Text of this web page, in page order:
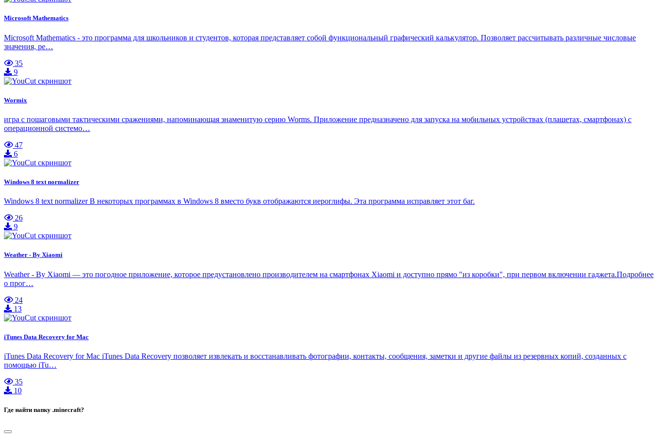
Microsoft Mathematics
Microsoft Mathematics - это программа для школьников и студентов, которая представляет собой функциональный графический калькулятор. Позволяет рассчитывать различные числовые
значения, ре…
35
9
Wormix
игра с пошаговыми тактическими сражениями, напоминающая знаменитую серию Worms. Приложение предназначено для запуска на мобильных устройствах (плашетах, смартфонах) с
операционной системо…
47
6
Windows 8 text normalizer
Windows 8 text normalizer В некоторых программах в Windows 8 вместо букв отображаются иероглифы. Эта программа исправляет этот баг.
26
9
Weather - By Xiaomi
Weather - By Xiaomi — это погодное приложение, которое предустановлено производителем на смартфонах Xiaomi и доступно прямо "из коробки", при первом включении гаджета.Подробнее
о прог…
24
13
iTunes Data Recovery for Mac
iTunes Data Recovery for Mac iTunes Data Recovery позволяет извлекать и восстанавливать фотографии, контакты, сообщения, заметки и другие файлы из резервных копий, созданных с
помощью iTu…
35
10
Где найти папку .minecraft?